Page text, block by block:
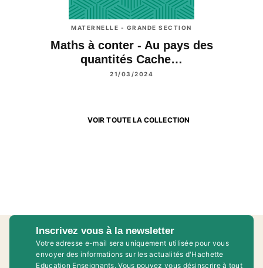
MATERNELLE - GRANDE SECTION
Maths à conter - Au pays des
quantités Cache…
21/03/2024
VOIR TOUTE LA COLLECTION
Inscrivez vous à la newsletter
Votre adresse e-mail sera uniquement utilisée pour vous
envoyer des informations sur les actualités d'Hachette
Education Enseignants. Vous pouvez vous désinscrire à tout